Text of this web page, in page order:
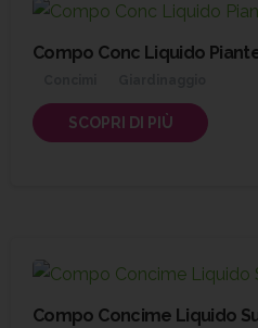
Compo Conc Liquido
SCOPRI DI PIÙ
Compo Concime Liquido